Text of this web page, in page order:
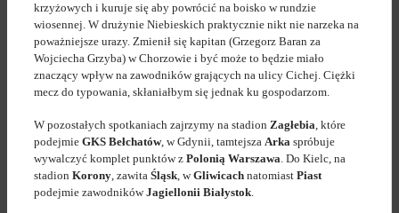
krzyżowych i kuruje się aby powrócić na boisko w rundzie
wiosennej. W drużynie Niebieskich praktycznie nikt nie narzeka na
poważniejsze urazy. Zmienił się kapitan (Grzegorz Baran za
Wojciecha Grzyba) w Chorzowie i być może to będzie miało
znaczący wpływ na zawodników grających na ulicy Cichej. Ciężki
mecz do typowania, skłaniałbym się jednak ku gospodarzom.
W pozostałych spotkaniach zajrzymy na stadion Zagłebia, które
podejmie GKS Bełchatów, w Gdynii, tamtejsza Arka spróbuje
wywalczyć komplet punktów z Polonią Warszawa. Do Kielc, na
stadion Korony, zawita Śląsk, wGliwicach natomiast Piast
podejmie zawodnikówJagiellonii Białystok.